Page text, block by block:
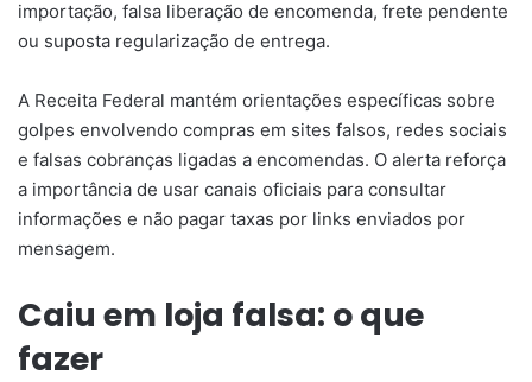
importação, falsa liberação de encomenda, frete pendente
ou suposta regularização de entrega.
A Receita Federal mantém orientações específicas sobre
golpes envolvendo compras em sites falsos, redes sociais
e falsas cobranças ligadas a encomendas. O alerta reforça
a importância de usar canais oficiais para consultar
informações e não pagar taxas por links enviados por
mensagem.
Caiu em loja falsa: o que
fazer